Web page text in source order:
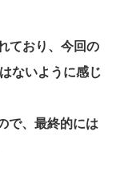
ており、今回の
ないように感じ
で、最終的には